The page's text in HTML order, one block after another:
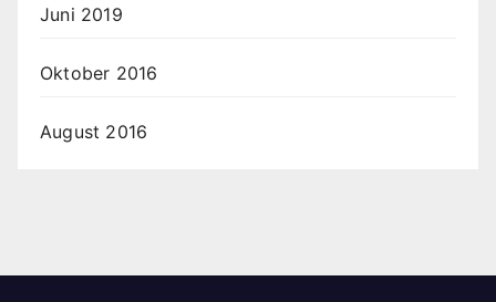
Juni 2019
Oktober 2016
August 2016